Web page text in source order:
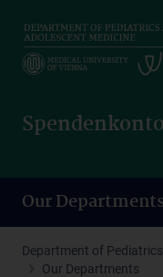
main
content
Spendenkonto
Our
Department of
Our Departments